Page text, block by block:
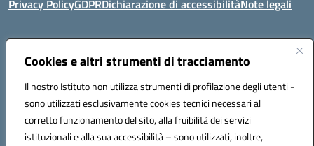
Cookies e altri strumenti di tracciamento
Il nostro Istituto non utilizza strumenti di profilazione degli utenti -
sono utilizzati esclusivamente cookies tecnici necessari al
corretto funzionamento del sito, alla fruibilità dei servizi
istituzionali e alla sua accessibilità – sono utilizzati, inoltre,
Privacy PolicyGDPRDichiarazione di accessibilitàNote legali
Indirizzo:Piazza S. G. Bosco, 1 95014 Giarre (CT)
Posta elettronica certificata (PEC):ctic8az00a@pec.istruzione.it
Codice fiscale: 92001680872
Codice meccanografico: CTIC8AZ00A